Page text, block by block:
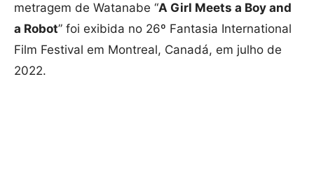
metragem de Watanabe “A Girl Meets a Boy and
a Robot” foi exibida no 26º Fantasia International
Film Festival em Montreal, Canadá, em julho de
2022.